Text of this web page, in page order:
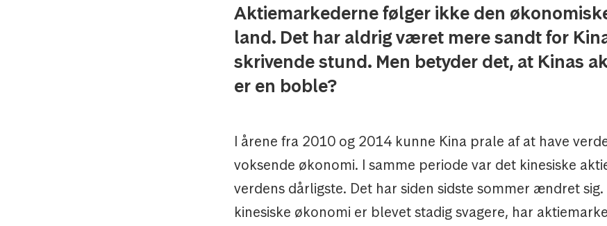
Aktiemarkederne følger ikke den
land. Det har aldrig været mere sandt for
skrivende stund. Men betyder det, at Kinas
er en boble?
I årene fra 2010 og 2014 kunne Kina prale af at have
voksende økonomi. I samme periode var det kinesiske
verdens dårligste. Det har siden sidste sommer ændret
kinesiske økonomi er blevet stadig svagere, har